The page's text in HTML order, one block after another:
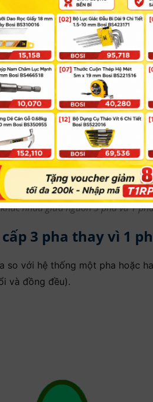
nhau giữa nguồn 3 pha và 1
3 pha thay vì 1
so với hệ thống một pha hoặc
và đồng đều).